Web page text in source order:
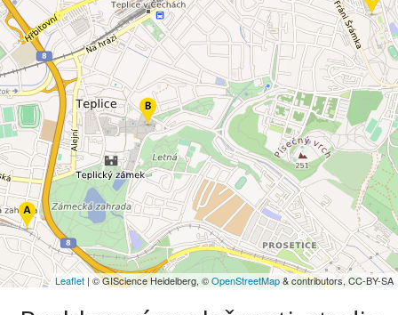
Leaflet | © GIScience Heidelberg, ©OpenStreetMap& contributors, CC-BY-SA